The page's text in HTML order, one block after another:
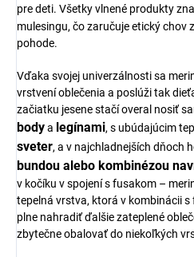
pre deti. Všetky vlnené produkty
mulesingu, čo zaručuje etický chov
pohode.
Vďaka svojej univerzálnosti sa
vrstvení oblečenia a poslúži tak
začiatku jesene stačí overal nosiť
bodya legínami, s ubúdajúcim
sveter, a v najchladnejších dňoch
bundou alebo kombinézou
v kočíku v spojení s fusakom –
tepelná vrstva, ktorá v kombinácii
plne nahradiť ďalšie zateplené
zbytečne obalovať do niekoľkých